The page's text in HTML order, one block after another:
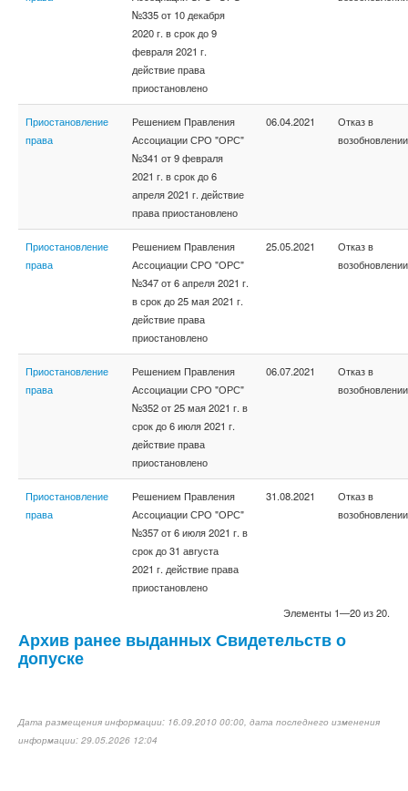
№335 от 10 декабря
2020 г. в срок до 9
февраля 2021 г.
действие права
приостановлено
Приостановление
права
Решением Правления
Ассоциации СРО "ОРС"
№341 от 9 февраля
2021 г. в срок до 6
апреля 2021 г. действие
права приостановлено
06.04.2021
Отказ в
возобновлении
Приостановление
права
Решением Правления
Ассоциации СРО "ОРС"
№347 от 6 апреля 2021 г.
в срок до 25 мая 2021 г.
действие права
приостановлено
25.05.2021
Отказ в
возобновлении
Приостановление
права
Решением Правления
Ассоциации СРО "ОРС"
№352 от 25 мая 2021 г. в
срок до 6 июля 2021 г.
действие права
приостановлено
06.07.2021
Отказ в
возобновлении
Приостановление
права
Решением Правления
Ассоциации СРО "ОРС"
№357 от 6 июля 2021 г. в
срок до 31 августа
2021 г. действие права
приостановлено
31.08.2021
Отказ в
возобновлении
Элементы 1—20 из 20.
Архив ранее выданных Свидетельств о
допуске
Дата размещения информации: 16.09.2010 00:00, дата последнего изменения
информации: 29.05.2026 12:04